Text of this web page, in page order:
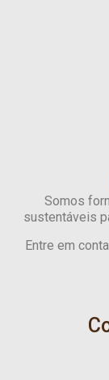
Somos
sustentáveis
Entre em